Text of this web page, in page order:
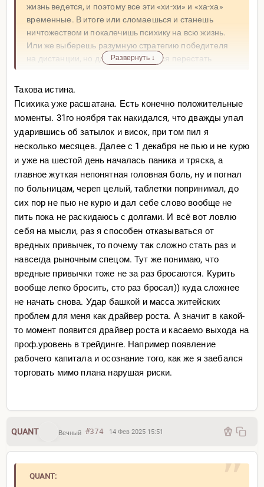
жизнь ведется, и поэтому все эти «хи-хи» и «ха-ха»
временные. В итоге или сломаешься и станешь
ничтожеством и покалечишь психику на всю жизнь.
Или же выберешь разумную стратегию победителя
на дистанции, но для этого придется перестать
Развернуть ↓
Такова истина.
Психика уже расшатана. Есть конечно положительные
моменты. 31го ноября так накидался, что дважды упал
ударившись об затылок и висок, при том пил я
несколько месяцев. Далее с 1 декабря не пью и не курю
и уже на шестой день началась паника и тряска, а
главное жуткая непонятная головная боль, ну и погнал
по больницам, череп целый, таблетки попринимал, до
сих пор не пью не курю и дал себе слово вообще не
пить пока не раскидаюсь с долгами. И всё вот ловлю
себя на мысли, раз я способен отказываться от
вредных привычек, то почему так сложно стать раз и
навсегда рыночным спецом. Тут же понимаю, что
вредные привычки тоже не за раз бросаются. Курить
вообще легко бросить, сто раз бросал)) куда сложнее
не начать снова. Удар башкой и масса житейских
проблем для меня как драйвер роста. А значит в какой-
то момент появится драйвер роста и касаемо выхода на
проф.уровень в трейдинге. Например появление
рабочего капитала и осознание того, как же я заебался
торговать мимо плана нарушая риски.
QUANT Вечный #374 14 Фев 2025 15:51
QUANT: